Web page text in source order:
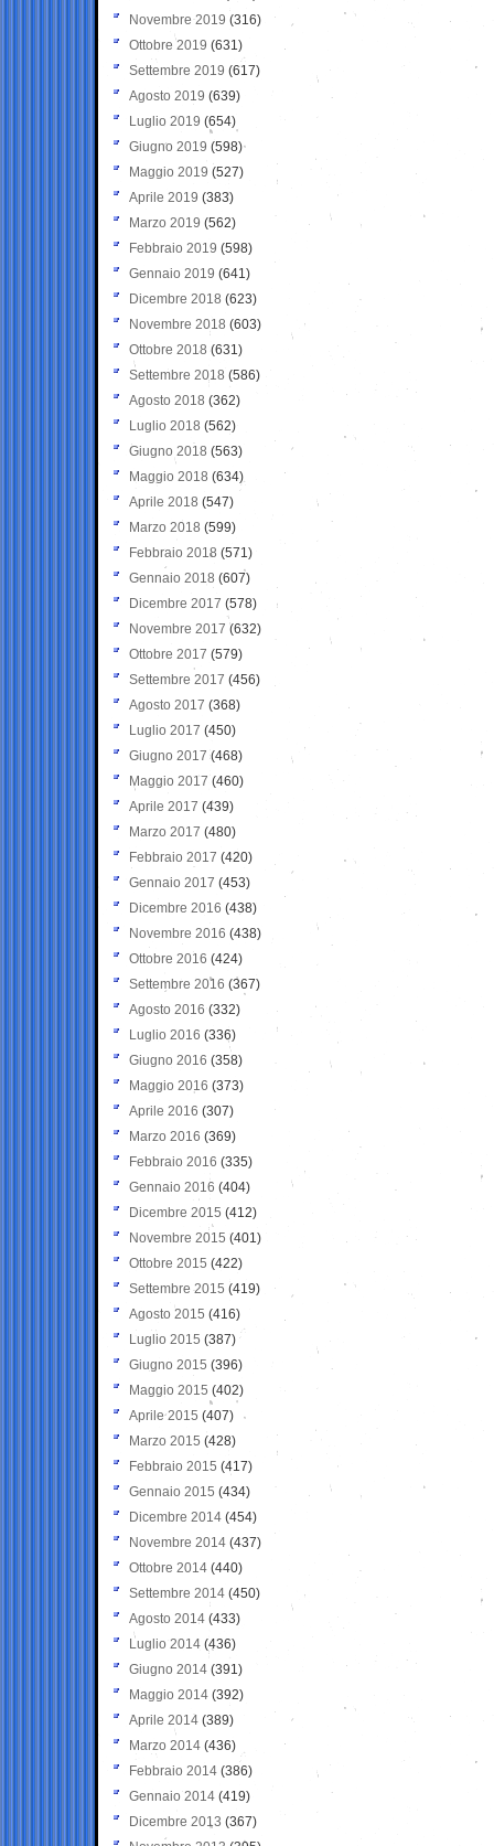
Novembre 2019 (316)
Ottobre 2019 (631)
Settembre 2019 (617)
Agosto 2019 (639)
Luglio 2019 (654)
Giugno 2019 (598)
Maggio 2019 (527)
Aprile 2019 (383)
Marzo 2019 (562)
Febbraio 2019 (598)
Gennaio 2019 (641)
Dicembre 2018 (623)
Novembre 2018 (603)
Ottobre 2018 (631)
Settembre 2018 (586)
Agosto 2018 (362)
Luglio 2018 (562)
Giugno 2018 (563)
Maggio 2018 (634)
Aprile 2018 (547)
Marzo 2018 (599)
Febbraio 2018 (571)
Gennaio 2018 (607)
Dicembre 2017 (578)
Novembre 2017 (632)
Ottobre 2017 (579)
Settembre 2017 (456)
Agosto 2017 (368)
Luglio 2017 (450)
Giugno 2017 (468)
Maggio 2017 (460)
Aprile 2017 (439)
Marzo 2017 (480)
Febbraio 2017 (420)
Gennaio 2017 (453)
Dicembre 2016 (438)
Novembre 2016 (438)
Ottobre 2016 (424)
Settembre 2016 (367)
Agosto 2016 (332)
Luglio 2016 (336)
Giugno 2016 (358)
Maggio 2016 (373)
Aprile 2016 (307)
Marzo 2016 (369)
Febbraio 2016 (335)
Gennaio 2016 (404)
Dicembre 2015 (412)
Novembre 2015 (401)
Ottobre 2015 (422)
Settembre 2015 (419)
Agosto 2015 (416)
Luglio 2015 (387)
Giugno 2015 (396)
Maggio 2015 (402)
Aprile 2015 (407)
Marzo 2015 (428)
Febbraio 2015 (417)
Gennaio 2015 (434)
Dicembre 2014 (454)
Novembre 2014 (437)
Ottobre 2014 (440)
Settembre 2014 (450)
Agosto 2014 (433)
Luglio 2014 (436)
Giugno 2014 (391)
Maggio 2014 (392)
Aprile 2014 (389)
Marzo 2014 (436)
Febbraio 2014 (386)
Gennaio 2014 (419)
Dicembre 2013 (367)